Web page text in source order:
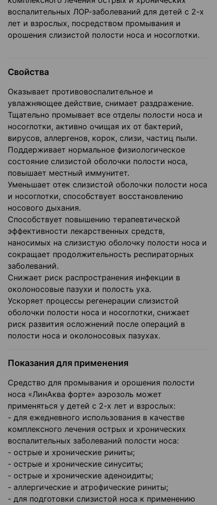
воспалительных ЛОР-заболеваний для детей с 2-х
лет и взрослых, посредством промывания и
орошения слизистой полости носа и носоглотки.
Свойства
Оказывает противовоспалительное и
увлажняющее действие, снимает раздражение.
Тщательно промывает все отделы полости носа и
носоглотки, активно очищая их от бактерий,
вирусов, аллергенов, корок, слизи, частиц пыли.
Поддерживает нормальное физиологическое
состояние слизистой оболочки полости носа,
повышает местный иммунитет.
Уменьшает отек слизистой оболочки полости носа
и носоглотки, способствует восстановлению
носового дыхания.
Способствует повышению терапевтической
эффективности лекарственных средств,
наносимых на слизистую оболочку полости носа и
сокращает продолжительность респираторных
заболеваний.
Снижает риск распространения инфекции в
околоносовые пазухи и полость уха.
Ускоряет процессы регенерации слизистой
оболочки полости носа и носоглотки, снижает
риск развития осложнений после операций в
полости носа и околоносовых пазухах.
Показания для применения
Средство для промывания и орошения полости
носа «ЛинАква форте» аэрозоль может
применяться у детей с 2-х лет и взрослых:
- для ежедневного использования в качестве
комплексного лечения острых и хронических
воспалительных заболеваний полости носа:
- острые и хронические риниты;
- острые и хронические синуситы;
- острые и хронические аденоидиты;
- аллергические и атрофические риниты;
- для подготовки слизистой носа к применению